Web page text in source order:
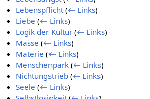
Lebenspflicht (← Links)
Liebe (← Links)
Logik der Kultur (← Links)
Masse (← Links)
Materie (← Links)
Menschenpark (← Links)
Nichtungstrieb (← Links)
Seele (← Links)